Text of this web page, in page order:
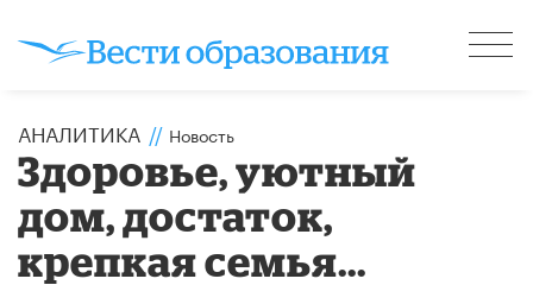
АНАЛИТИКА // Новость
Здоровье, уютный
дом, достаток,
крепкая семья...